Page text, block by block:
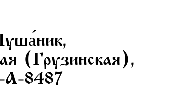
(Грузинская),
A-8487